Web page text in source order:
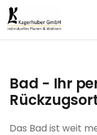
Bad - Ihr
Das Bad ist weit